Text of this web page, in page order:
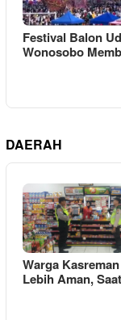
Festival Balon
Wonosobo
DAERAH
Warga
Lebih Aman,